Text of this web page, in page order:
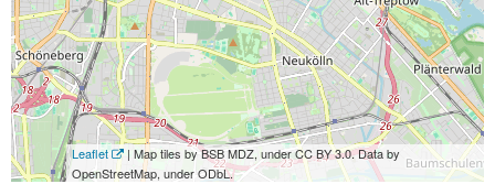
Leaflet
| Map tiles by BSB MDZ, under CC BY 3.0. Data by
OpenStreetMap, under ODbL.